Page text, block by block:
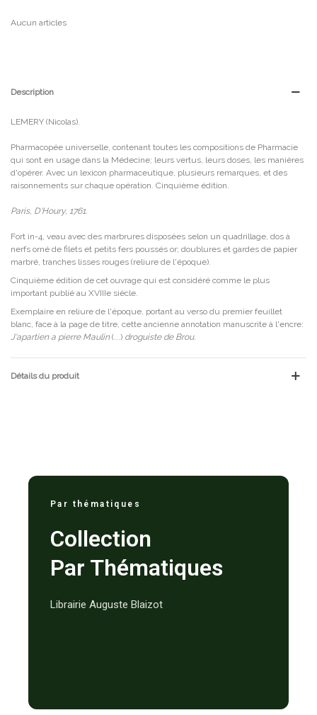
Aucun articles
Description
LEMERY (Nicolas).
Pharmacopée universelle, contenant toutes les compositions de Pharmacie
qui sont en usage dans la Médecine; leurs vertus, leurs doses, les manières
d'opérer. Avec un lexicon pharmaceutique, plusieurs remarques, et des
raisonnements sur chaque opération. Cinquième édition.
Paris, D'Houry, 1761.
Fort in-4, veau avec des marbrures disposées selon un quadrillage, dos à
nerfs orné de filets et petits fers poussés or; doublures et gardes de papier
marbré, tranches lisses rouges (reliure de l'époque).
Cinquième édition de cet ouvrage qui est considéré comme le plus
important publié au XVIIIe siècle.
Exemplaire en reliure de l'époque, portant au verso du premier feuillet
blanc, face à la page de titre, cette ancienne annotation manuscrite à l'encre:
J'apartien a pierre Maulin(...) droguiste de Brou.
Détails du produit
Par thématiques
Collection
Par Thématiques
Librairie Auguste Blaizot